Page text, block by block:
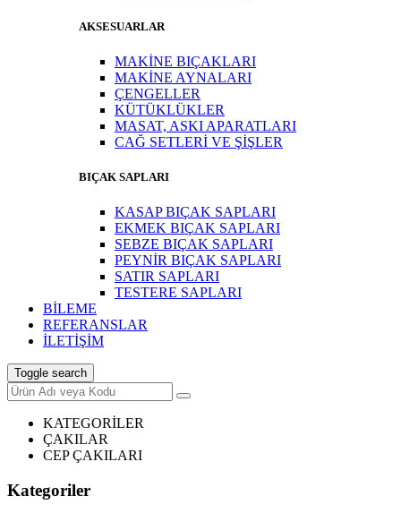
AKSESUARLAR
MAKİNE BIÇAKLARI
MAKİNE AYNALARI
ÇENGELLER
KÜTÜKLÜKLER
MASAT, ASKI APARATLARI
CAĞ SETLERİ VE ŞİŞLER
BIÇAK SAPLARI
KASAP BIÇAK SAPLARI
EKMEK BIÇAK SAPLARI
SEBZE BIÇAK SAPLARI
PEYNİR BIÇAK SAPLARI
SATIR SAPLARI
TESTERE SAPLARI
BİLEME
REFERANSLAR
İLETİŞİM
Toggle search
KATEGORİLER
ÇAKILAR
CEP ÇAKILARI
Kategoriler